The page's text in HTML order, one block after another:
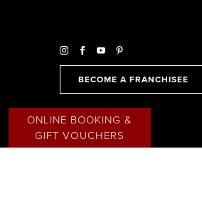
BECOME A FRANCHISEE
ONLINE BOOKING &
GIFT VOUCHERS